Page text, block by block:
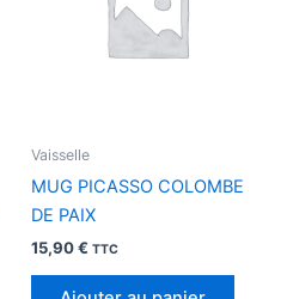
Vaisselle
MUG PICASSO COLOMBE
DE PAIX
15,90€ TTC